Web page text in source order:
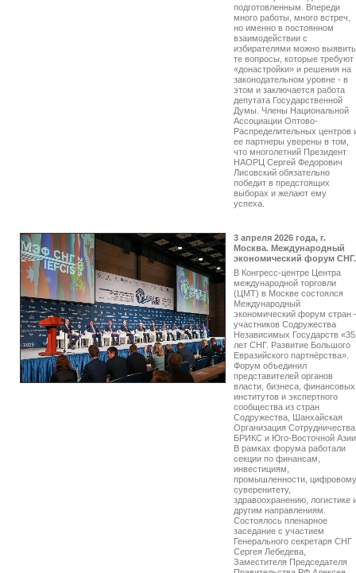
подготовленным. Впереди
много работы, много встреч,
но именно в постоянном
взаимодействии с
избирателями можно выявить
те вопросы, которые требуют
«донастройки» и решения на
законодательном уровне - в
этом и заключается работа
депутата Государственной
Думы. Члены Национальной
Ассоциации Оптово-
Распределительных центров
ее партнеры уверены в том,
что многолетний Президент
НАОРЦ Сергей Федорович
Лисовский обязательно
победит в предстоящих
выборах и желают ему
успеха.
3 апреля 2026 года, г.
Москва. Международный
экономический форум СНГ.
В Конгресс-центре Центра
международной торговли
(ЦМТ) в Москве состоялся
Международный
экономический форум стран
участников Содружества
Независимых Государств «35
лет СНГ. Развитие Большого
Евразийского партнёрства».
Форум объединил
представителей органов
власти, бизнеса, финансовых
институтов и экспертного
сообщества из стран
Содружества, Шанхайская
Организация
БРИКС и Юго-Восточной
В рамках форума работали
секции по финансам,
инвестициям,
промышленности, цифровому
суверенитету,
здравоохранению, логистике
другим направлениям.
Состоялось пленарное
заседание с участием
Генерального секретаря СНГ
Сергея Лебедева,
Заместителя Председателя